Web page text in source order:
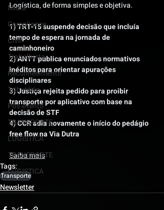
Mídia
Compliance
Civil
Trabalhista
Reconhecimento
Tributário
Pós-evento
TRANSPORTE
LOGISTICA
TRANSPORTE
LOGISTICA
Logística, de forma simples e objetiva.
1) TRT-15 suspende decisão que incluía
tempo de espera na jornada de
caminhoneiro
2) ANTT publica enunciados normativos
inéditos para orientar apurações
disciplinares
3) Justiça rejeita pedido para proibir
transporte por aplicativo com base na
decisão de STF
4) CCR adia novamente o início do pedágio
free flow na Via Dutra
Saiba mais
Tags:
Transporte
Newsletter